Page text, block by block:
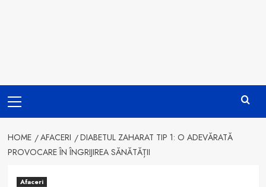
Menu
HOME AFACERI
DIABETUL ZAHARAT TIP 1: O ADEVĂRATĂ
PROVOCARE ÎN ÎNGRIJIREA SĂNĂTĂȚII
Afaceri